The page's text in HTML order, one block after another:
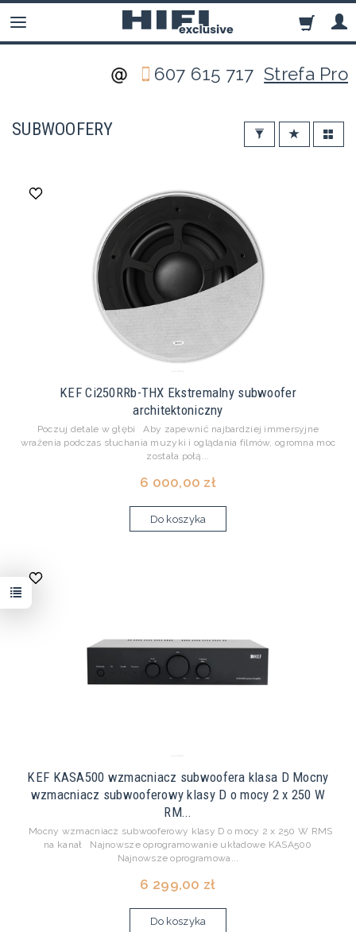
607 615 717Strefa Pro
SUBWOOFERY
KEF Ci250RRb-THX Ekstremalny subwoofer
architektoniczny
Poczuj detale w głębi Aby zapewnić najbardziej immersyjne
wrażenia podczas słuchania muzyki i oglądania filmów, ogromna moc
została połą...
6 000,00 zł
Do koszyka
KEF KASA500 wzmacniacz subwoofera klasa D Mocny
wzmacniacz subwooferowy klasy D o mocy 2 x 250 W
RM...
Mocny wzmacniacz subwooferowy klasy D o mocy 2 x 250 W RMS
na kanał Najnowsze oprogramowanie układowe KASA500
Najnowsze oprogramowa...
6 299,00 zł
Do koszyka